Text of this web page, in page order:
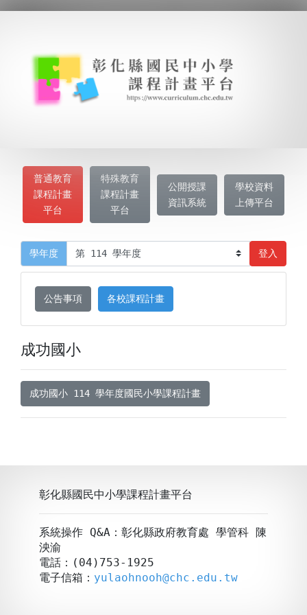
普通教育
課程計畫
平台
特殊教育
課程計畫
平台
公開授課
資訊系統
學校資料
上傳平台
學年度 登入
公告事項 各校課程計畫
成功國小
成功國小 114 學年度國民小學課程計畫
彰化縣國民中小學課程計畫平台
系統操作 Q&A：彰化縣政府教育處 學管科 陳
泱渝
電話：(04)753-1925
電子信箱： yulaohnooh@chc.edu.tw